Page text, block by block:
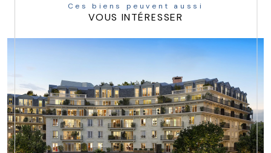
Ces biens peuvent aussi
VOUS INTÉRESSER